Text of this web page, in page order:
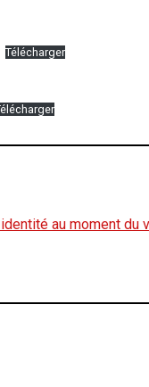
Télécharger
au moment du